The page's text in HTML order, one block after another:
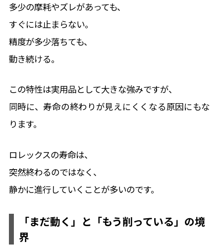
コーポレートサイト
多少の摩耗やズレがあっても、
すぐには止まらない。
精度が多少落ちても、
動き続ける。
この特性は実用品として大きな強みですが、
同時に、寿命の終わりが見えにくくなる原因にもな
ります。
ロレックスの寿命は、
突然終わるのではなく、
静かに進行していくことが多いのです。
「まだ動く」と「もう削っている」の境
界